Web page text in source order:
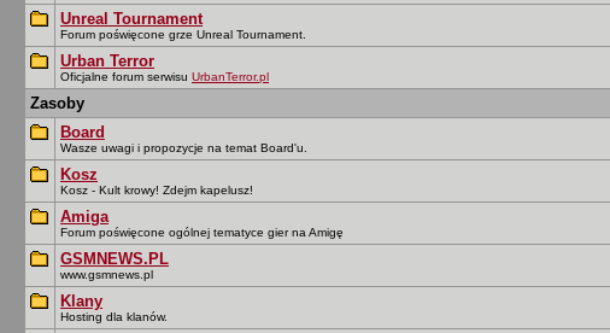
Unreal Tournament
Forum poświęcone grze Unreal Tournament.
Urban Terror
Oficjalne forum serwisu UrbanTerror.pl
Zasoby
Board
Wasze uwagi i propozycje na temat Board'u.
Kosz
Kosz - Kult krowy! Zdejm kapelusz!
Amiga
Forum poświęcone ogólnej tematyce gier na Amigę
GSMNEWS.PL
www.gsmnews.pl
Klany
Hosting dla klanów.